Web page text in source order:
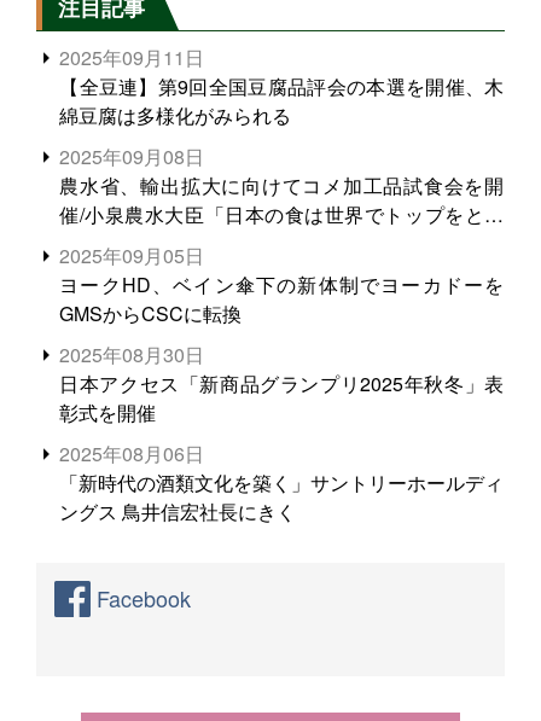
注目記事
2025年09月11日
【全豆連】第9回全国豆腐品評会の本選を開催、木
綿豆腐は多様化がみられる
2025年09月08日
農水省、輸出拡大に向けてコメ加工品試食会を開
催/小泉農水大臣「日本の食は世界でトップをとれ
る。米増産に向けて、米輸出需要の拡大を」
2025年09月05日
ヨークHD、ベイン傘下の新体制でヨーカドーを
GMSからCSCに転換
2025年08月30日
日本アクセス「新商品グランプリ2025年秋冬」表
彰式を開催
2025年08月06日
「新時代の酒類文化を築く」サントリーホールディ
ングス 鳥井信宏社長にきく
Facebook